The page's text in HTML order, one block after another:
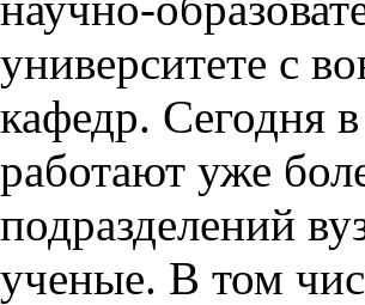
университете с
кафедр. Сегодня
работают уже
подразделений
ученые. В том